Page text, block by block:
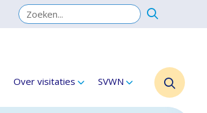
Over visitaties SVWN